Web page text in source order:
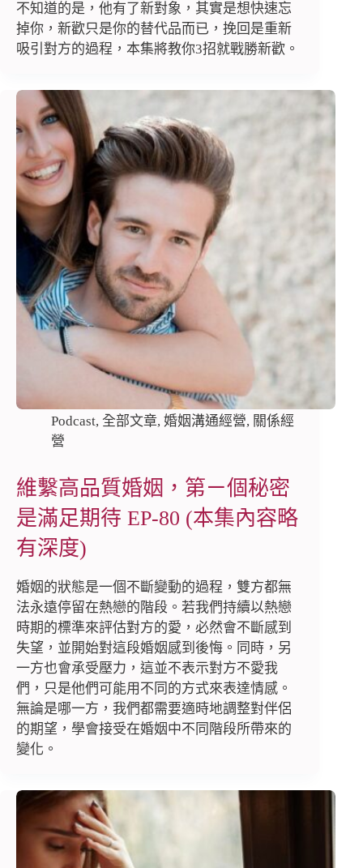
不知道的是，他有了新對象，其實是想快速忘
掉你，新歡只是你的替代品而已，挽回是重新
吸引對方的過程，本集將教你3招就戰勝新歡。
Podcast, 全部文章, 婚姻溝通經營, 關係經
營
維繫高品質婚姻，第ㄧ個秘密
是滿足期待 EP-80 (本集內容略
有深度)
婚姻的狀態是一個不斷變動的過程，雙方都無
法永遠停留在熱戀的階段。若我們持續以熱戀
時期的標準來評估對方的愛，必然會不斷感到
失望，並開始對這段婚姻感到後悔。同時，另
一方也會承受壓力，這並不表示對方不愛我
們，只是他們可能用不同的方式來表達情感。
無論是哪一方，我們都需要適時地調整對伴侶
的期望，學會接受在婚姻中不同階段所帶來的
變化。